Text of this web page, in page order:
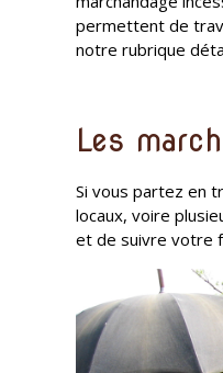
permettent de
notre rubrique
Les
Si vous partez en
locaux, voire
et de suivre votre